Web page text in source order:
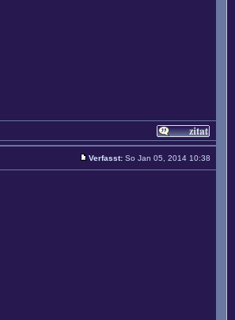
Verfasst: So Jan 05, 2014 10:38